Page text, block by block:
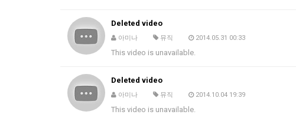
Deleted video
아미나 뮤직 2014.05.31 00:33
This video is unavailable.
Deleted video
아미나 뮤직 2014.10.04 19:39
This video is unavailable.